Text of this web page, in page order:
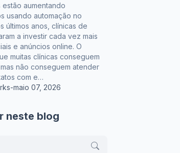
estão aumentando
usando automação no
últimos anos, clínicas de
a investir cada vez mais
e anúncios online. O
muitas clínicas conseguem
não conseguem atender
com e…
-maio 07, 2026
neste blog